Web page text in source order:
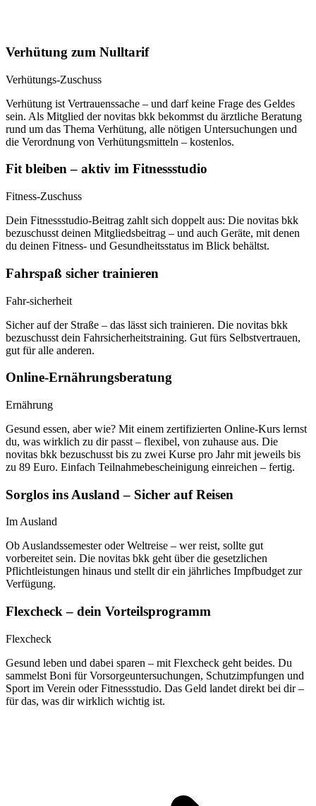
Verhütung zum Nulltarif
Verhütungs-Zuschuss
Verhütung ist Vertrauenssache – und darf keine Frage des Geldes
sein. Als Mitglied der novitas bkk bekommst du ärztliche Beratung
rund um das Thema Verhütung, alle nötigen Untersuchungen und
die Verordnung von Verhütungsmitteln – kostenlos.
Fit bleiben – aktiv im Fitnessstudio
Fitness-Zuschuss
Dein Fitnessstudio-Beitrag zahlt sich doppelt aus: Die novitas bkk
bezuschusst deinen Mitgliedsbeitrag – und auch Geräte, mit denen
du deinen Fitness- und Gesundheitsstatus im Blick behältst.
Fahrspaß sicher trainieren
Fahr-sicherheit
Sicher auf der Straße – das lässt sich trainieren. Die novitas bkk
bezuschusst dein Fahrsicherheitstraining. Gut fürs Selbstvertrauen,
gut für alle anderen.
Online-Ernährungsberatung
Ernährung
Gesund essen, aber wie? Mit einem zertifizierten Online-Kurs lernst
du, was wirklich zu dir passt – flexibel, von zuhause aus. Die
novitas bkk bezuschusst bis zu zwei Kurse pro Jahr mit jeweils bis
zu 89 Euro. Einfach Teilnahmebescheinigung einreichen – fertig.
Sorglos ins Ausland – Sicher auf Reisen
Im Ausland
Ob Auslandssemester oder Weltreise – wer reist, sollte gut
vorbereitet sein. Die novitas bkk geht über die gesetzlichen
Pflichtleistungen hinaus und stellt dir ein jährliches Impfbudget zur
Verfügung.
Flexcheck – dein Vorteilsprogramm
Flexcheck
Gesund leben und dabei sparen – mit Flexcheck geht beides. Du
sammelst Boni für Vorsorgeuntersuchungen, Schutzimpfungen und
Sport im Verein oder Fitnessstudio. Das Geld landet direkt bei dir –
für das, was dir wirklich wichtig ist.